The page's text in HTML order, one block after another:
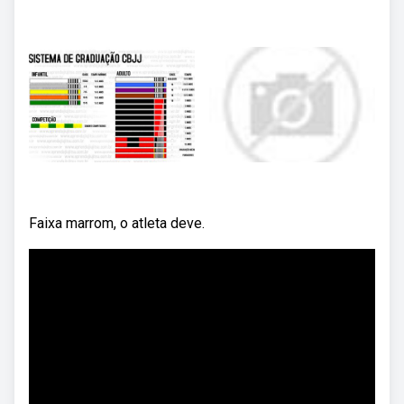
Faixa marrom, o atleta deve.